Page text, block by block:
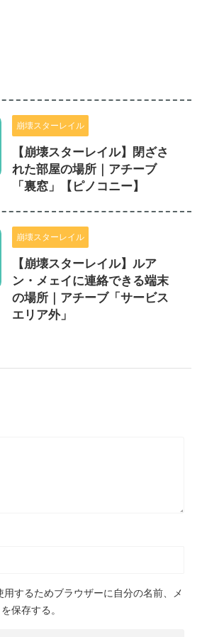
崩壊スターレイル
【崩壊スターレイル】閉ざさ
れた部屋の場所｜アチーブ
「裏窓」【ピノコニー】
崩壊スターレイル
【崩壊スターレイル】ルア
ン・メェイに連絡できる端末
の場所｜アチーブ「サービス
エリア外」
用するためブラウザーに自分の名前、メ
保存する。